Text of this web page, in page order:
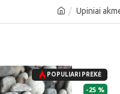
Upiniai
POPULIARI PREKĖ
-25 %